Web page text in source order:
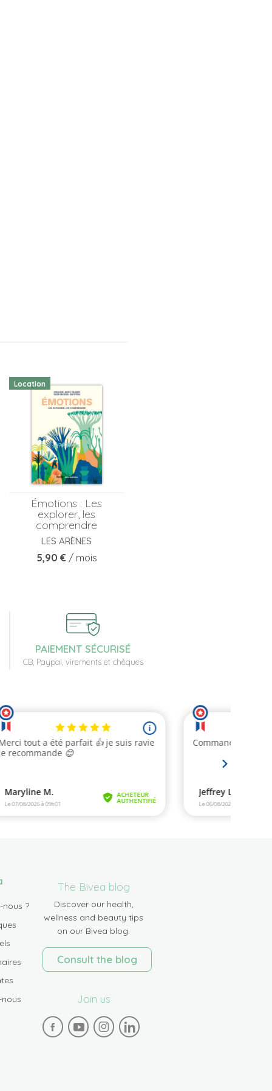
Location
Émotions : Les
explorer, les
comprendre
LES ARÈNES
Prix
5,90 € / mois
PAIEMENT SÉCURISÉ
CB, Paypal, virements et chèques
nous ?
The Bivea blog
Discover our health,
wellness and beauty tips
on our Bivea blog.
Consult the blog
Join us